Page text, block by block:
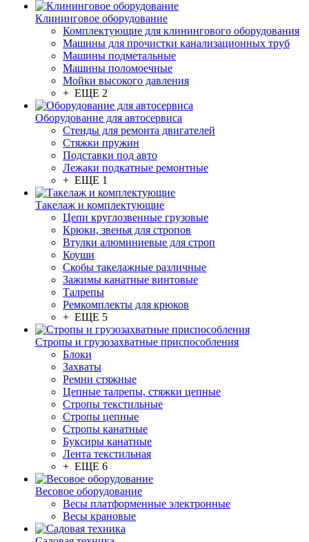
Клининговое оборудование
Комплектующие для клинингового оборудования
Машины для прочистки канализационных труб
Машины подметальные
Машины поломоечные
Мойки высокого давления
+ ЕЩЕ 2
Оборудование для автосервиса
Стенды для ремонта двигателей
Стяжки пружин
Подставки под авто
Лежаки подкатные ремонтные
+ ЕЩЕ 1
Такелаж и комплектующие
Цепи круглозвенные грузовые
Крюки, звенья для стропов
Втулки алюминиевые для строп
Коуши
Скобы такелажные различные
Зажимы канатные винтовые
Талрепы
Ремкомплекты для крюков
+ ЕЩЕ 5
Стропы и грузозахватные приспособления
Блоки
Захваты
Ремни стяжные
Цепные талрепы, стяжки цепные
Стропы текстильные
Стропы цепные
Стропы канатные
Буксиры канатные
Лента текстильная
+ ЕЩЕ 6
Весовое оборудование
Весы платформенные электронные
Весы крановые